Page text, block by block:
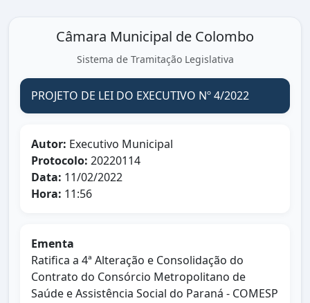
Câmara Municipal de Colombo
Sistema de Tramitação Legislativa
PROJETO DE LEI DO EXECUTIVO Nº 4/2022
Autor: Executivo Municipal
Protocolo: 20220114
Data: 11/02/2022
Hora: 11:56
Ementa
Ratifica a 4ª Alteração e Consolidação do
Contrato do Consórcio Metropolitano de
Saúde e Assistência Social do Paraná - COMESP